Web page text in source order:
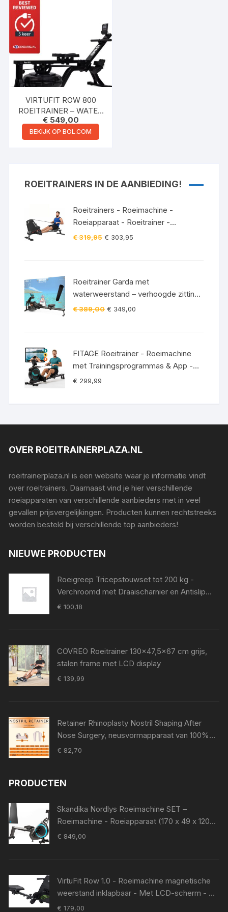
– MET LCD SCHERM –
OPKLAPBAAR –
HOMETRAINER – MET
TABLET HOUDER –
ROEITOESTEL INCL.
TRANSPORTWIELEN –
THUISTRAINING
VIRTUFIT ROW 800
ROEITRAINER – WATER
RESISTANCE –
INKLAPBAAR –
HARTSLAGFUNCTIE – 8
THUIS
€549,00
BEKIJK OP BOL.COM
ROEITRAINERS IN DE AANBIEDING!
Roeitrainers - Roeimachine -
Roeiapparaat - Roeitrainer -
Crosstrainer - Inklapbaar - Zwart
€319,95 Oorspronkelijke
€ 303,95
Roeitrainer Garda met
waterweerstand – verhoogde zitting
– Bluetooth – 120 kg incl.
€389,00 Oorspronkelijke
€ 349,00
FITAGE Roeitrainer - Roeimachine
met Trainingsprogrammas & App -
Inklapbaar Roeiapparaat met 16
€ 299,99
OVER ROEITRAINERPLAZA.NL
roeitrainerplaza.nl is een website waar je informatie vindt
over roeitrainers. Daarnaast vind je hier verschillende
roeiapparaten van verschillende aanbieders met in veel
gevallen prijsvergelijkingen. Producten kunnen rechtstreeks
worden besteld bij verschillende top aanbieders!
NIEUWE PRODUCTEN
Roeigreep Tricepstouwset tot 200 kg -
Verchroomd met Draaischarnier en Antislip
Grip voor Krachttraining
€ 100,18
COVREO Roeitrainer 130x47,5x67 cm grijs,
stalen frame met LCD display
€ 139,99
Retainer Rhinoplasty Nostril Shaping After
Nose Surgery, neusvormapparaat van 100%
medische siliconen, neuspad voor Surgery,
€ 82,70
PRODUCTEN
Skandika Nordlys Roeimachine SET –
Roeimachine - Roeiapparaat (170 x 49 x 120
cm) + Mat (65 x 230 cm) - Inklapbaar,
€ 849,00
VirtuFit Row 1.0 - Roeimachine magnetische
weerstand inklapbaar - Met LCD-scherm - 4
Trainingsniveaus - Roeitrainer met Elastische
€ 179,00